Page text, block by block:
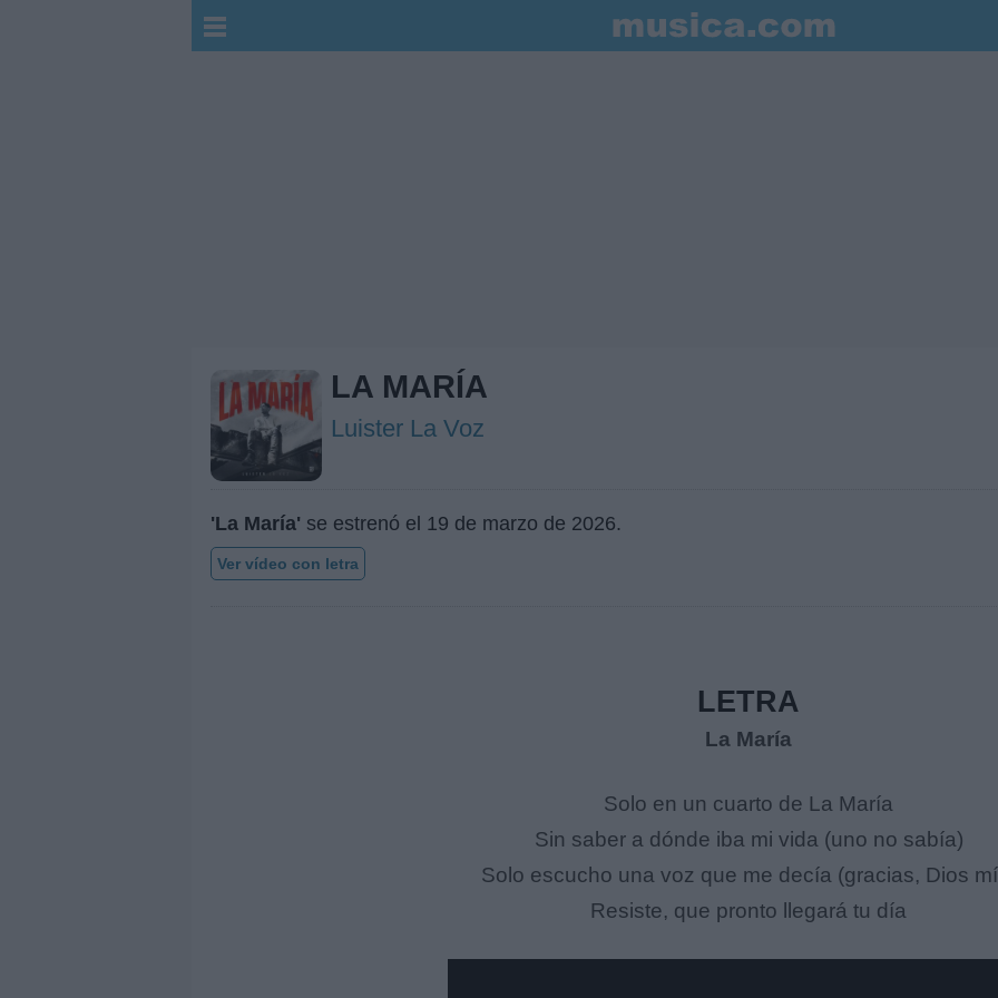
LA MARÍA
Luister La Voz
'La María' se estrenó el 19 de marzo de 2026.
Ver vídeo con letra
LETRA
La María
Solo en un cuarto de La María
Sin saber a dónde iba mi vida (uno no sabía)
Solo escucho una voz que me decía (gracias, Dios
Resiste, que pronto llegará tu día